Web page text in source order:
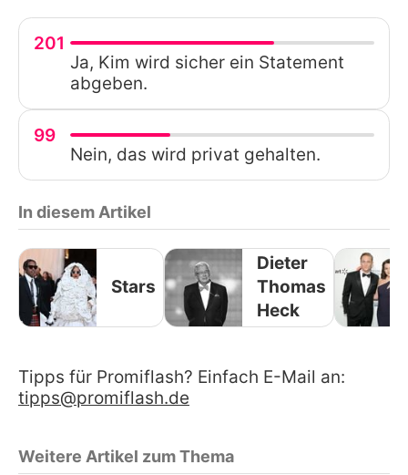
201
Ja, Kim wird sicher ein Statement
abgeben.
99
Nein, das wird privat gehalten.
In diesem Artikel
Stars
Dieter
Thomas
Heck
Tipps für Promiflash? Einfach E-Mail an:
tipps@promiflash.de
Weitere Artikel zum Thema